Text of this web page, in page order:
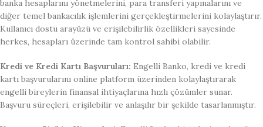
banka hesaplarını yönetmelerini, para transferi yapmalarını ve
diğer temel bankacılık işlemlerini gerçekleştirmelerini kolaylaştırır.
Kullanıcı dostu arayüzü ve erişilebilirlik özellikleri sayesinde
herkes, hesapları üzerinde tam kontrol sahibi olabilir.
Kredi ve Kredi Kartı Başvuruları: Engelli Banko, kredi ve kredi
kartı başvurularını online platform üzerinden kolaylaştırarak
engelli bireylerin finansal ihtiyaçlarına hızlı çözümler sunar.
Başvuru süreçleri, erişilebilir ve anlaşılır bir şekilde tasarlanmıştır.